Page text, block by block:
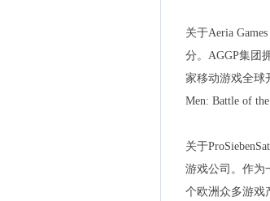
关于Aeria
分。AGGP集团
家移动游戏全球
Men: Battle of
关于
游戏公司。作为
个欧洲众多游戏